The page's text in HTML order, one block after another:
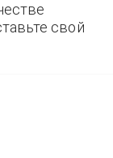
свой